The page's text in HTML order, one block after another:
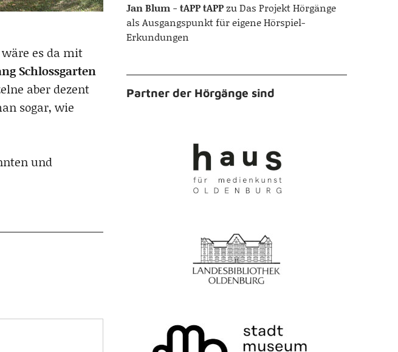
es da mit
Schlossgarten
aber dezent
sogar, wie
und
Jan Blum - tAPP tAPPzuDas Projekt Hörgänge
als Ausgangspunkt für eigene Hörspiel-
Erkundungen
Partner der Hörgänge sind